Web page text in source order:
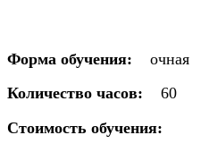
Форма обучения:
очная
Количество часов:
60
Стоимость обучения: